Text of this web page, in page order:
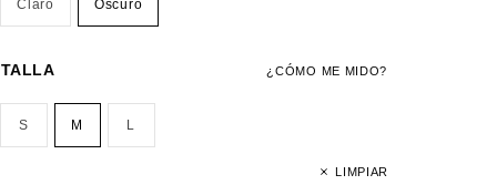
Claro Oscuro
¿CÓMO ME MIDO?
TALLA
S M L
LIMPIAR